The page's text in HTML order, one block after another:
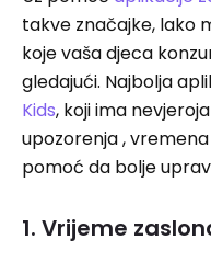
takve značajke, lako
koje vaša djeca
gledajući. Najbolja
Kids, koji ima
upozorenja ,
pomoć da bolje
1. Vrijeme